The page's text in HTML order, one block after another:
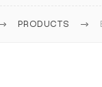
PRODUCTS